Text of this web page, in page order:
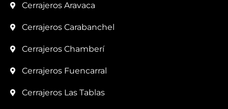
Cerrajeros Aravaca
Cerrajeros Carabanchel
Cerrajeros Chamberí
Cerrajeros Fuencarral
Cerrajeros Las Tablas